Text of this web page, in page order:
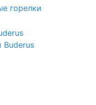
горелки
Buderus